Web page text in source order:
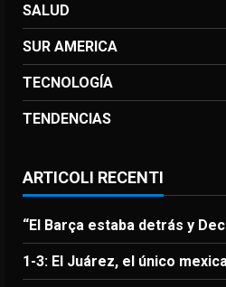
SALUD
SUR AMERICA
TECNOLOGÍA
TENDENCIAS
ARTICOLI RECENTI
“El Barça estaba detrás y
1-3: El Juárez, el único